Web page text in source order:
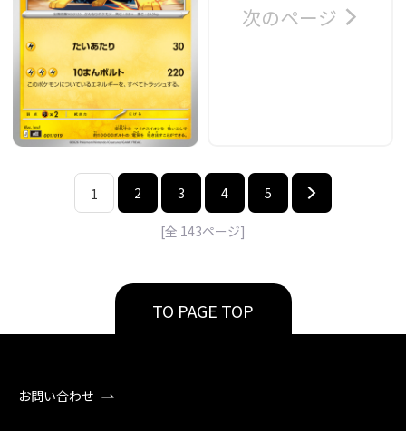
次のページ
1 2 3 4 5
[全 143ページ]
TO PAGE TOP
お問い合わせ